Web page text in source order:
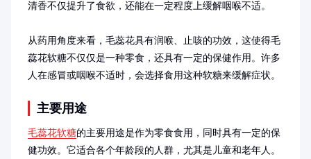
清香不仅提升了食欲，还能在一定程度上缓解咽喉不适。
从药用角度来看，毛蕊花具有润喉、止咳的功效，这使得毛
蕊花软糖不仅仅是一种零食，还具有一定的保健作用。许多
人在感冒或咽喉不适时，会选择食用这种软糖来缓解症状。
主要用途
毛蕊花软糖的主要用途是作为零食食用，同时具有一定的保
健功效。它适合各个年龄段的人群，尤其是儿童和老年人。